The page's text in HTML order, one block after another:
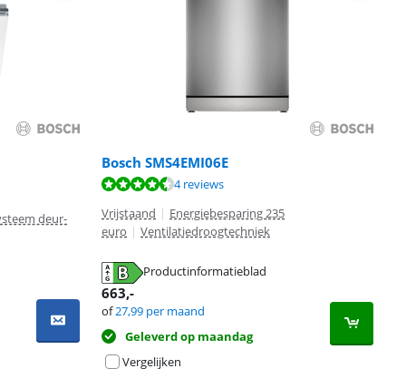
deur-
Bosch SMS4EMI06E
4 reviews
Vrijstaand | Energiebesparing 235
euro | Ventilatiedroogtechniek
Productinformatieblad
663,-
of27,99 per maand
Geleverd op maandag
Vergelijken